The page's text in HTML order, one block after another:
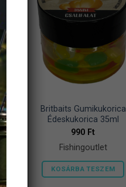
Britbaits Gumikukorica
Édeskukorica 35ml
990 Ft
Fishingoutlet
KOSÁRBA TESZEM